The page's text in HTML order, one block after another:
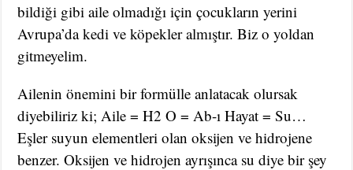
bildiği gibi aile olmadığı için çocukların yerini
Avrupa’da kedi ve köpekler almıştır. Biz o yoldan
gitmeyelim.
Ailenin önemini bir formülle anlatacak olursak
diyebiliriz ki; Aile = H2 O = Ab-ı Hayat = Su…
Eşler suyun elementleri olan oksijen ve hidrojene
benzer. Oksijen ve hidrojen ayrışınca su diye bir şey